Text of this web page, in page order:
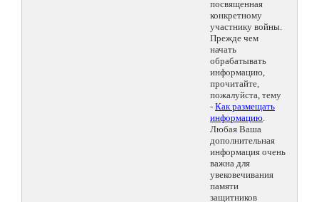
посвященная
конкретному
участнику войны.
Прежде чем
начать
обрабатывать
информацию,
прочитайте,
пожалуйста, тему
- Как размещать
информацию.
Любая Ваша
дополнительная
информация очень
важна для
увековечивания
памяти
защитников